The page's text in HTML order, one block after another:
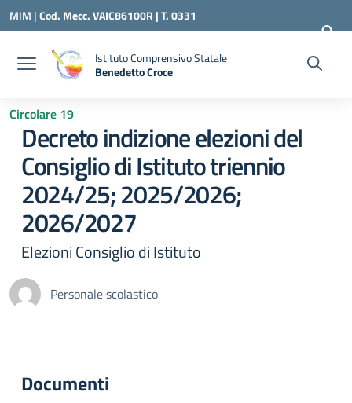
Vai ai contenuti
Vai al menu di navigazione
Vai al footer
MIM |Cod. Mecc. VAIC86100R | T. 0331
240260 | VAIC86100R@ISTRUZIONE.IT
Istituto Comprensivo Statale
Benedetto Croce
Circolare 19
Decreto indizione elezioni del
Consiglio di Istituto triennio
2024/25; 2025/2026;
2026/2027
Elezioni Consiglio di Istituto
Personale scolastico
Documenti